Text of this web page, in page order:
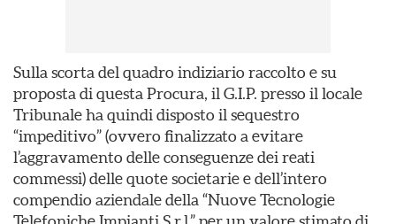
Sulla scorta del quadro indiziario raccolto e su
proposta di questa Procura, il G.I.P. presso il locale
Tribunale ha quindi disposto il sequestro
“impeditivo” (ovvero finalizzato a evitare
l’aggravamento delle conseguenze dei reati
commessi) delle quote societarie e dell’intero
compendio aziendale della “Nuove Tecnologie